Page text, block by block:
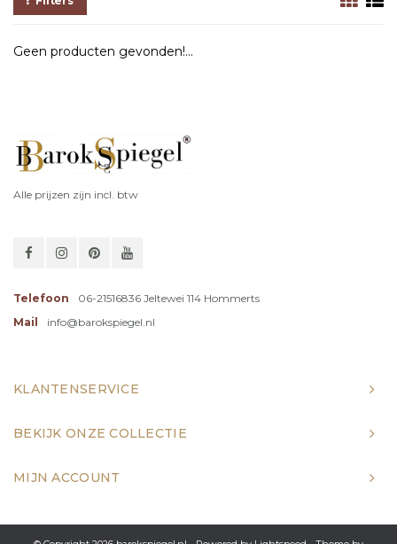
Geen producten gevonden!...
Alle prijzen zijn incl. btw
Telefoon
06-21516836 Jeltewei 114 Hommerts
Mail
info@barokspiegel.nl
KLANTENSERVICE
BEKIJK ONZE COLLECTIE
MIJN ACCOUNT